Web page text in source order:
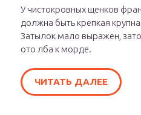
У чистокровных щенков
должна быть крепкая
Затылок мало выражен,
ото лба к морде.
ЧИТАТЬ ДАЛЕЕ